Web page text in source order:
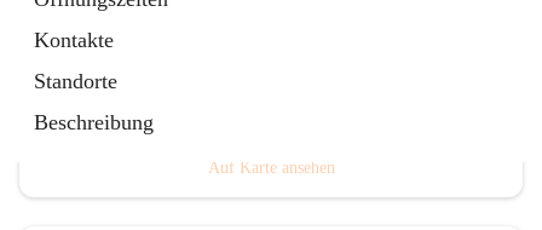
Kontakte
Standorte
Beschreibung
Auf Karte ansehen